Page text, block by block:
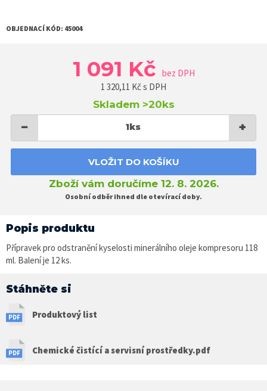
OBJEDNACÍ KÓD: 45004
1 091 Kč bez DPH
1 320,11 Kč s DPH
Skladem >20ks
− 1ks +
VLOŽIT DO KOŠÍKU
Zboží vám doručíme 12. 8. 2026.
Osobní odběr ihned dle otevírací doby.
Popis produktu
Přípravek pro odstranění kyselosti minerálního oleje kompresoru 118
ml. Balení je 12 ks.
Stáhněte si
Produktový list
Chemické čistící a servisní prostředky.pdf